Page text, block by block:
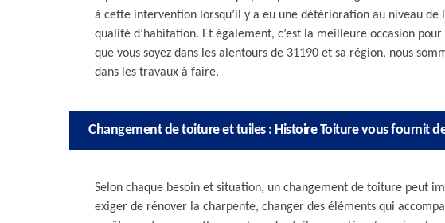
à cette intervention lorsqu’il y a eu une détérioration au niveau
qualité d’habitation. Et également, c’est la meilleure occasion
que vous soyez dans les alentours de 31190 et sa région, nous
dans les travaux à faire.
Changement de toiture et tuiles : Histoire Toiture vous fournit
Selon chaque besoin et situation, un changement de toiture peut
exiger de rénover la charpente, changer des éléments qui